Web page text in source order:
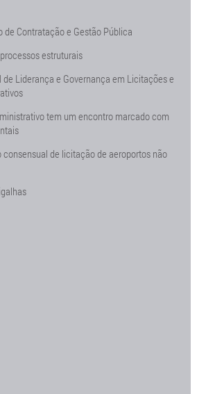
de Contratação e Gestão Pública
estruturais
de Liderança e Governança em Licitações e
tem um encontro marcado com
consensual de licitação de aeroportos não